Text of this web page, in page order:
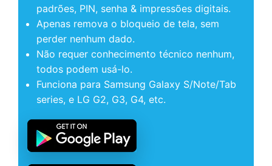
padrões, PIN, senha & impressões digitais.
Apenas remova o bloqueio de tela, sem
perder nenhum dado.
Não requer conhecimento técnico nenhum,
todos podem usá-lo.
Funciona para Samsung Galaxy S/Note/Tab
series, e LG G2, G3, G4, etc.